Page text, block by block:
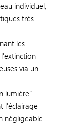
individuel,
très
les
via un
lumière"
l'éclairage
négligeable